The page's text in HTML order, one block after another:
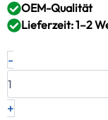
OEM-Qualität
Lieferzeit: 1–2
-
Neuer
Original
–
+